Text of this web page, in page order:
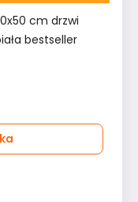
cm drzwi
bestseller